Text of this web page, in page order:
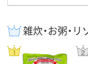
雑炊・お粥・